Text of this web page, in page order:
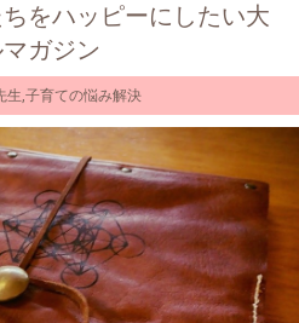
をハッピーにしたい大
ガジン
生,子育ての悩み解決